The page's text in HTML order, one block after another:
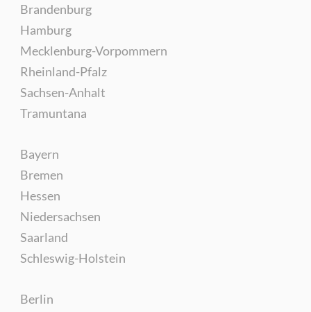
Brandenburg
Hamburg
Mecklenburg-Vorpommern
Rheinland-Pfalz
Sachsen-Anhalt
Tramuntana
Bayern
Bremen
Hessen
Niedersachsen
Saarland
Schleswig-Holstein
Berlin